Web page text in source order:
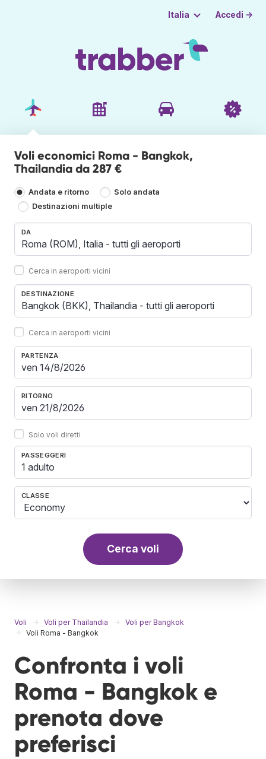
Italia Accedi →
Voli economici Roma - Bangkok,
Thailandia da 287 €
Andata e ritorno
Solo andata
Destinazioni multiple
DA
Cerca in aeroporti vicini
DESTINAZIONE
Cerca in aeroporti vicini
PARTENZA
RITORNO
Solo voli diretti
PASSEGGERI
1 adulto
CLASSE
Cerca voli
Voli Voli per Thailandia
Voli per Bangkok
Voli Roma - Bangkok
Confronta i voli
Roma - Bangkok e
prenota dove
preferisci